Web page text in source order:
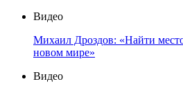
Видео
Михаил Дроздов: «Найти
новом мире»
Видео